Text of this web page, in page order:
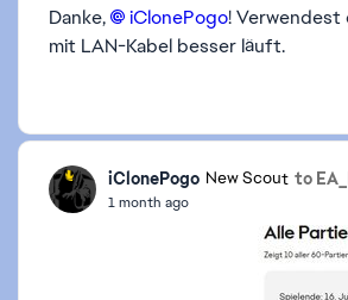
Danke, iClonePogo​! Verwendest
mit LAN-Kabel besser läuft.
iClonePogo New Scout to
1 month ago